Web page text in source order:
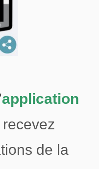
application
recevez
de la